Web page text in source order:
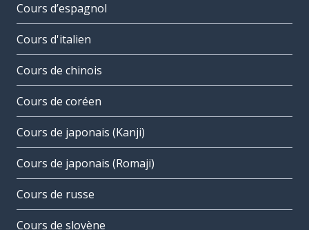
Cours d’espagnol
Cours d'italien
Cours de chinois
Cours de coréen
Cours de japonais (Kanji)
Cours de japonais (Romaji)
Cours de russe
Cours de slovène